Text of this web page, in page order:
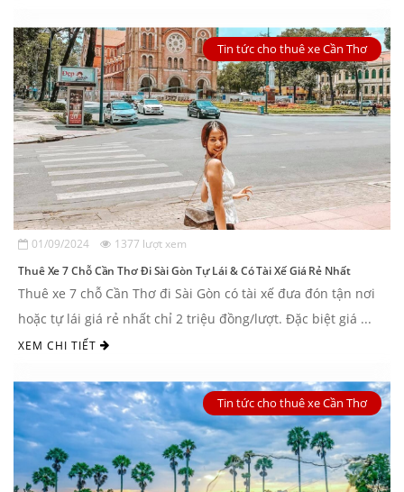
Tin tức cho thuê xe Cần Thơ
01/09/2024 1377 lượt xem
Thuê Xe 7 Chỗ Cần Thơ Đi Sài Gòn Tự Lái & Có Tài Xế Giá Rẻ Nhất
Thuê xe 7 chỗ Cần Thơ đi Sài Gòn có tài xế đưa đón tận nơi
hoặc tự lái giá rẻ nhất chỉ 2 triệu đồng/lượt. Đặc biệt giá ...
XEM CHI TIẾT
Tin tức cho thuê xe Cần Thơ